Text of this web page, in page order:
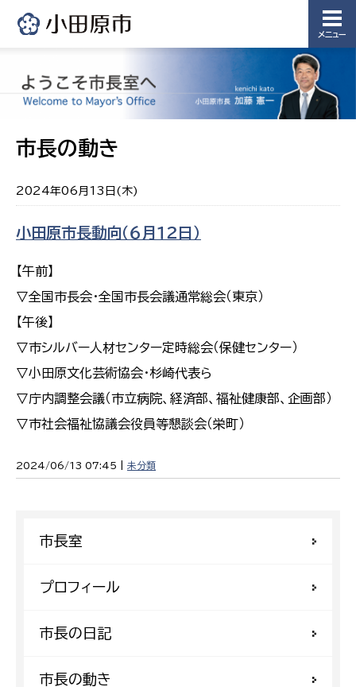
メニュー
市長の動き
2024年06月13日(木)
小田原市長動向（６月１２日）
【午前】
▽全国市長会・全国市長会議通常総会（東京）
【午後】
▽市シルバー人材センター定時総会（保健センター）
▽小田原文化芸術協会・杉崎代表ら
▽庁内調整会議（市立病院、経済部、福祉健康部、企画部）
▽市社会福祉協議会役員等懇談会（栄町）
2024/06/13 07:45 | 未分類
市長室
プロフィール
市長の日記
市長の動き